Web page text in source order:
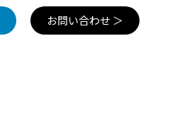
お問い合わせ ＞